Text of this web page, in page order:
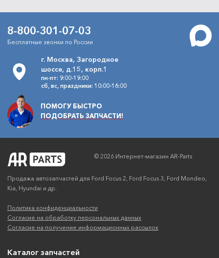
8-800-301-07-03
Бесплатные звонки по России
г. Москва, Загородное
шоссе, д.15, корп.1
пн-пт: 9:00-19:00
сб, вс, праздники: 10:00-16:00
ПОМОГУ БЫСТРО
ПОДОБРАТЬ ЗАПЧАСТИ!
© 2026 Интернет-магазин AR-Parts
Продажа автозапчастей для Ford Focus 2, Ford Focus 3, Ford Mondeo,
Kia, Hyundai и др.
Политика конфиденциальности
Согласие на обработку персональных данных
Согласие на получение информационных рассылок
Каталог запчастей